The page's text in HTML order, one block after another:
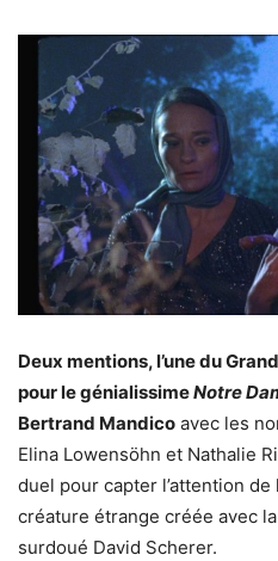
Deux mentions, l’une du
pour le génialissimeNotre
Bertrand Mandico avec les
Elina Lowensöhn et Nathalie
duel pour capter l’attention
créature étrange créée avec
surdoué David Scherer.